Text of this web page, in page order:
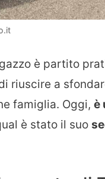
è partito
riuscire a
famiglia. Oggi, è
è stato il suo